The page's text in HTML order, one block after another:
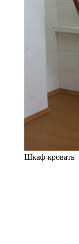
Шкаф-кровать